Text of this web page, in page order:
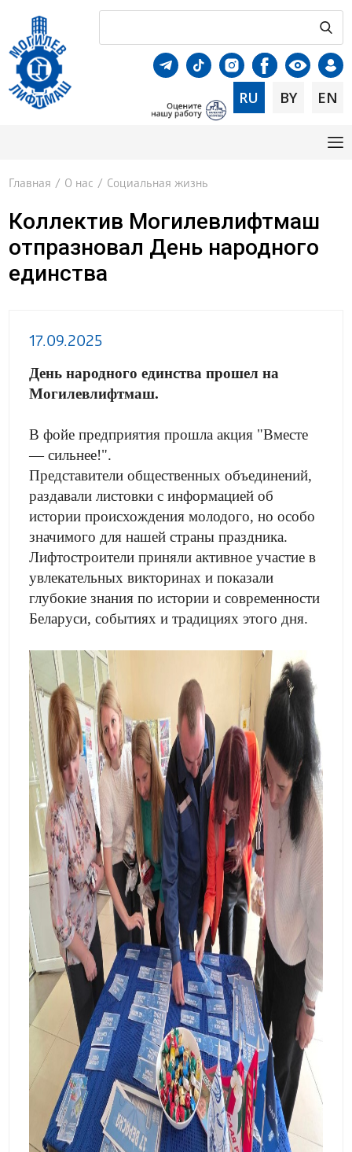
RU BY EN
Главная / О нас / Социальная жизнь
Коллектив Могилевлифтмаш
отпразновал День народного
единства
17.09.2025
День народного единства прошел на
Могилевлифтмаш.
В фойе предприятия прошла акция "Вместе
— сильнее!".
Представители общественных объединений,
раздавали листовки с информацией об
истории происхождения молодого, но особо
значимого для нашей страны праздника.
Лифтостроители приняли активное участие в
увлекательных викторинах и показали
глубокие знания по истории и современности
Беларуси, событиях и традициях этого дня.